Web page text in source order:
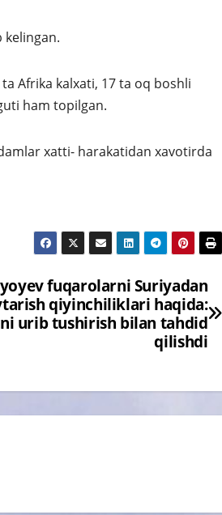
Afrika kalxati, 17 ta oq boshli
ham topilgan.
xatti- harakatidan xavotirda
fuqarolarni Suriyadan
qiyinchiliklari haqida:
urib tushirish bilan tahdid
qilishdi